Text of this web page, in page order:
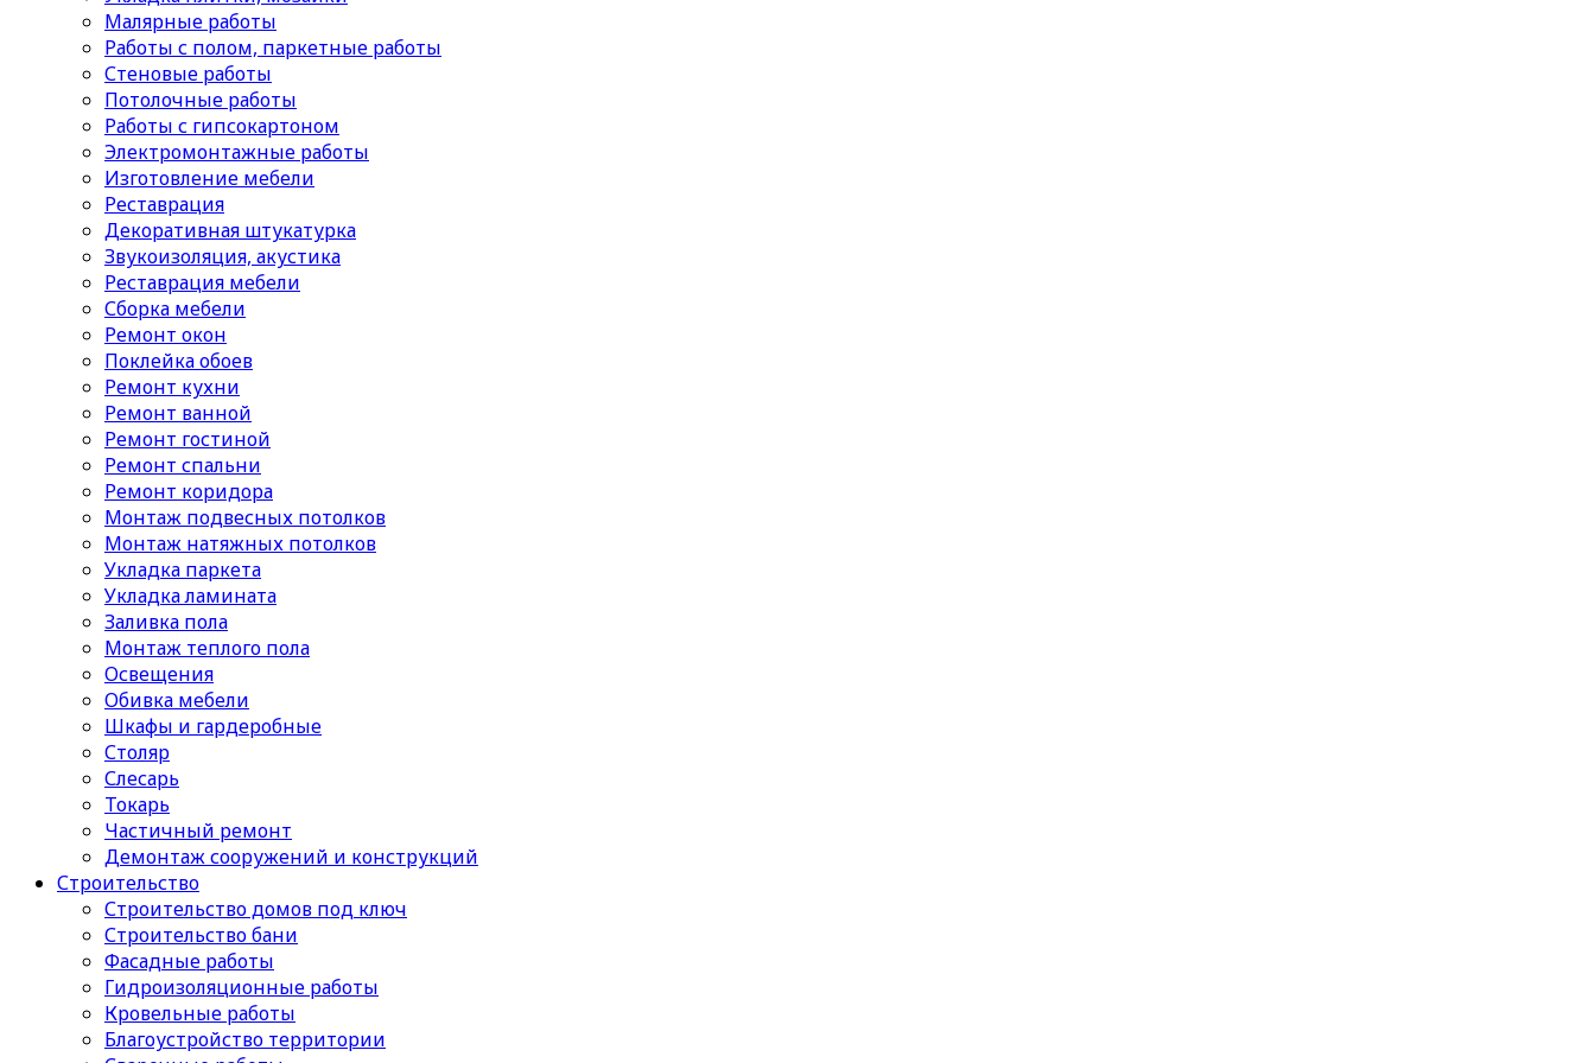
Малярные работы
Работы с полом, паркетные работы
Стеновые работы
Потолочные работы
Работы с гипсокартоном
Электромонтажные работы
Изготовление мебели
Реставрация
Декоративная штукатурка
Звукоизоляция, акустика
Реставрация мебели
Сборка мебели
Ремонт окон
Поклейка обоев
Ремонт кухни
Ремонт ванной
Ремонт гостиной
Ремонт спальни
Ремонт коридора
Монтаж подвесных потолков
Монтаж натяжных потолков
Укладка паркета
Укладка ламината
Заливка пола
Монтаж теплого пола
Освещения
Обивка мебели
Шкафы и гардеробные
Столяр
Слесарь
Токарь
Частичный ремонт
Демонтаж сооружений и конструкций
Строительство
Строительство домов под ключ
Строительство бани
Фасадные работы
Гидроизоляционные работы
Кровельные работы
Благоустройство территории